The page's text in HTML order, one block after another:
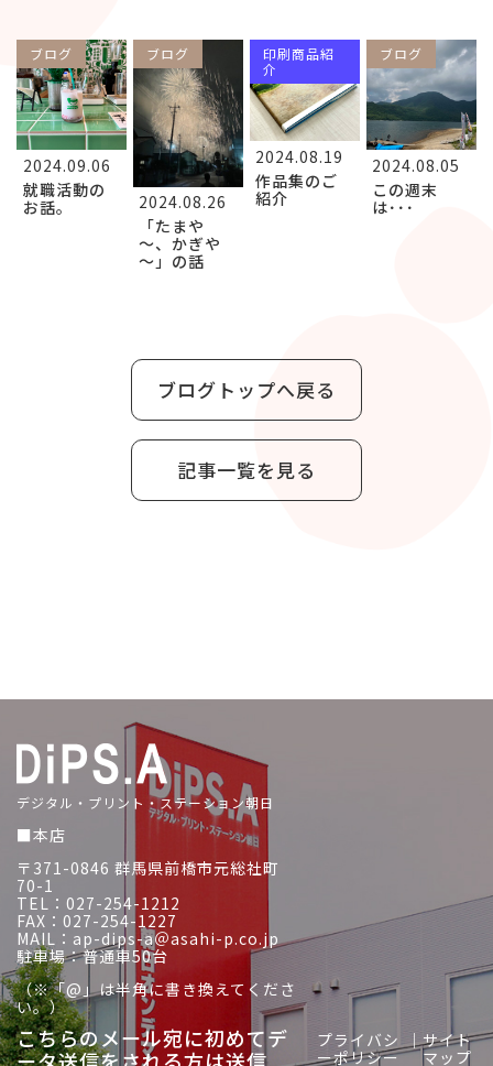
ブログ
2024.09.06
就職活動の
お話。
ブログ
2024.08.26
「たまや
～、かぎや
～」の話
印刷商品紹
介
2024.08.19
作品集のご
紹介
ブログ
2024.08.05
この週末
は･･･
ブログトップへ戻る
記事一覧を見る
デジタル・プリント・ステーション朝日
■本店
〒371-0846 群馬県前橋市元総社町
70-1
TEL：027-254-1212
FAX：027-254-1227
MAIL：ap-dips-a＠asahi-p.co.jp
駐車場：普通車50台
（※「@」は半角に書き換えてくださ
い。）
こちらのメール宛に初めてデ
ータ送信をされる方は送信
プライバシ
ーポリシー
｜サイト
マップ